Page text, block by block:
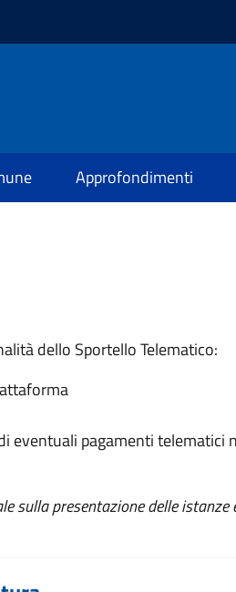
Approfondimenti
dello Sportello Telematico:
pagamenti telematici
sulla presentazione delle